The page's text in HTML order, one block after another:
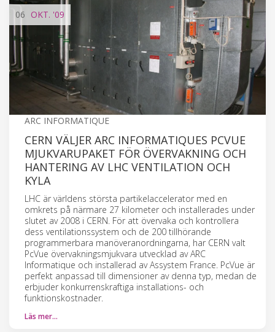
06 OKT. '09
ARC INFORMATIQUE
CERN VÄLJER ARC INFORMATIQUES PCVUE
MJUKVARUPAKET FÖR ÖVERVAKNING OCH
HANTERING AV LHC VENTILATION OCH
KYLA
LHC är världens största partikelaccelerator med en
omkrets på närmare 27 kilometer och installerades under
slutet av 2008 i CERN. För att övervaka och kontrollera
dess ventilationssystem och de 200 tillhörande
programmerbara manöveranordningarna, har CERN valt
PcVue övervakningsmjukvara utvecklad av ARC
Informatique och installerad av Assystem France. PcVue är
perfekt anpassad till dimensioner av denna typ, medan de
erbjuder konkurrenskraftiga installations- och
funktionskostnader.
Läs mer…